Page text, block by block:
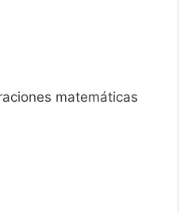
matemáticas